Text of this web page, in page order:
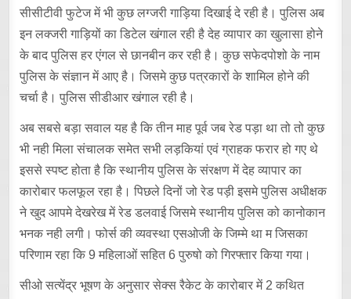
सीसीटीवी फुटेज में भी कुछ लग्जरी गाड़िया दिखाई दे रही है। पुलिस अब
इन लक्जरी गाड़ियों का डिटेल खंगाल रही है देह व्यापार का खुलासा होने
के बाद पुलिस हर एंगल से छानबीन कर रही है। कुछ सफेदपोशो के नाम
पुलिस के संज्ञान में आए है। जिसमे कुछ पत्रकारों के शामिल होने की
चर्चा है। पुलिस सीडीआर खंगाल रही है।
अब सबसे बड़ा सवाल यह है कि तीन माह पूर्व जब रेड पड़ा था तो तो कुछ
भी नही मिला संचालक समेत सभी लड़कियां एवं ग्राहक फरार हो गए थे
इससे स्पष्ट होता है कि स्थानीय पुलिस के संरक्षण में देह व्यापार का
कारोबार फलफूल रहा है। पिछले दिनों जो रेड पड़ी इसमे पुलिस अधीक्षक
ने खुद आपमे देखरेख में रेड डलवाई जिसमे स्थानीय पुलिस को कानोकान
भनक नही लगी। फोर्स की व्यवस्था एसओजी के जिम्मे था म जिसका
परिणाम रहा कि 9 महिलाओं सहित 6 पुरुषो को गिरफ्तार किया गया।
सीओ सत्येंद्र भूषण के अनुसार सेक्स रैकेट के कारोबार में 2 कथित